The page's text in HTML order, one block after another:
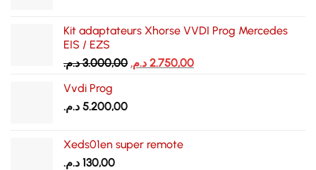
Kit adaptateurs Xhorse VVDI Prog Mercedes
EIS / EZS
3.000,00 د.م.
Le
2.750,00 د.م.
Le
Vvdi Prog
5.200,00 د.م.
Xeds01en super remote
130,00 د.م.